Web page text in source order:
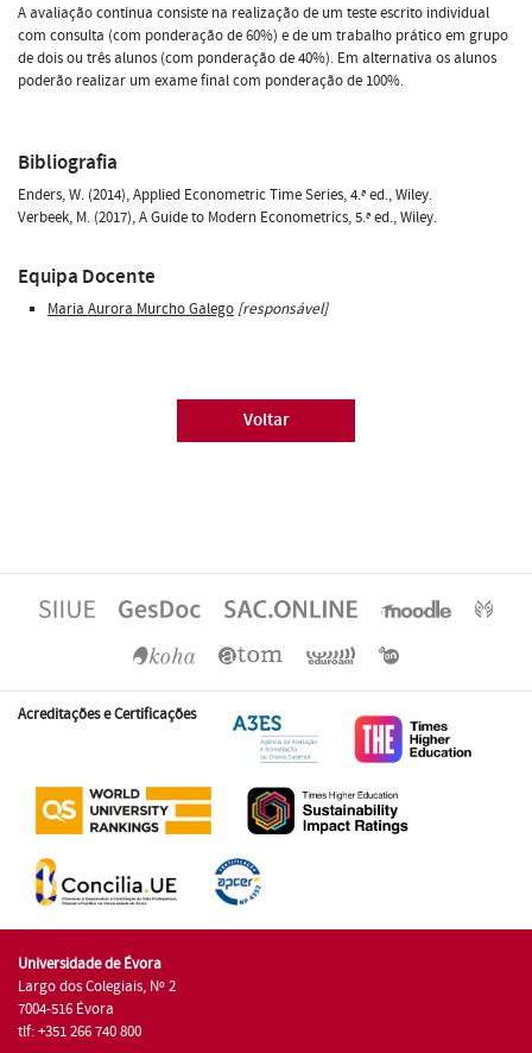
A avaliação contínua consiste na realização de um teste escrito individual
com consulta (com ponderação de 60%) e de um trabalho prático em grupo
de dois ou três alunos (com ponderação de 40%). Em alternativa os alunos
poderão realizar um exame final com ponderação de 100%.
Bibliografia
Enders, W. (2014), Applied Econometric Time Series, 4.ª ed., Wiley.
Verbeek, M. (2017), A Guide to Modern Econometrics, 5.ª ed., Wiley.
Equipa Docente
Maria Aurora Murcho Galego [responsável]
Voltar
Acreditações e Certificações
Universidade de Évora
Largo dos Colegiais, Nº 2
7004-516 Évora
tlf: +351 266 740 800